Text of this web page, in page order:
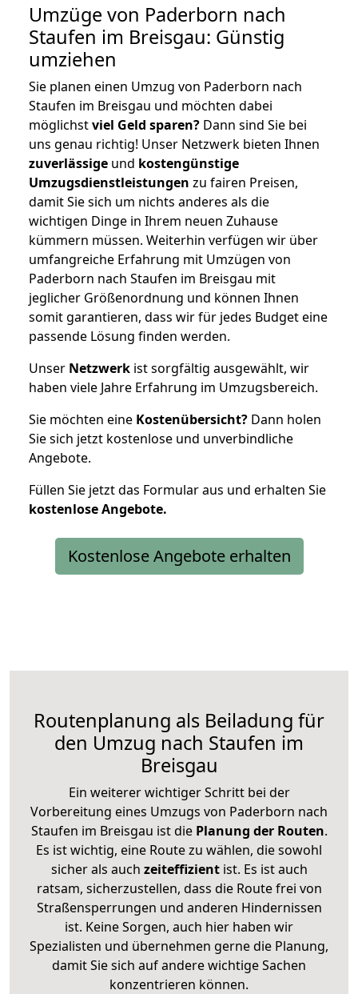
Umzüge von Paderborn nach
Staufen im Breisgau: Günstig
umziehen
Sie planen einen Umzug von Paderborn nach
Staufen im Breisgau und möchten dabei
möglichstviel Geld sparen? Dann sind Sie bei
uns genau richtig! Unser Netzwerk bieten Ihnen
zuverlässige und kostengünstige
Umzugsdienstleistungen zu fairen Preisen,
damit Sie sich um nichts anderes als die
wichtigen Dinge in Ihrem neuen Zuhause
kümmern müssen. Weiterhin verfügen wir über
umfangreiche Erfahrung mit Umzügen von
Paderborn nach Staufen im Breisgau mit
jeglicher Größenordnung und können Ihnen
somit garantieren, dass wir für jedes Budget eine
passende Lösung finden werden.
Unser Netzwerk ist sorgfältig ausgewählt, wir
haben viele Jahre Erfahrung im Umzugsbereich.
Sie möchten eine Kostenübersicht? Dann holen
Sie sich jetzt kostenlose und unverbindliche
Angebote.
Füllen Sie jetzt das Formular aus und erhalten Sie
kostenloseAngebote.
Kostenlose Angebote erhalten
Routenplanung als Beiladung für
den Umzug nach Staufen im
Breisgau
Ein weiterer wichtiger Schritt bei der
Vorbereitung eines Umzugs von Paderborn nach
Staufen im Breisgau ist diePlanung der Routen.
Es ist wichtig, eine Route zu wählen, die sowohl
sicher als auch zeiteffizientist. Es ist auch
ratsam, sicherzustellen, dass die Route frei von
Straßensperrungen und anderen Hindernissen
ist. Keine Sorgen, auch hier haben wir
Spezialisten und übernehmen gerne die Planung,
damit Sie sich auf andere wichtige Sachen
konzentrieren können.